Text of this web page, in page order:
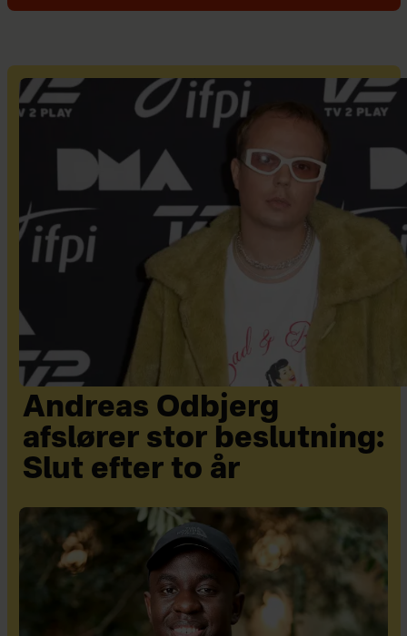
Andreas Odbjerg
afslører stor beslutning:
Slut efter to år